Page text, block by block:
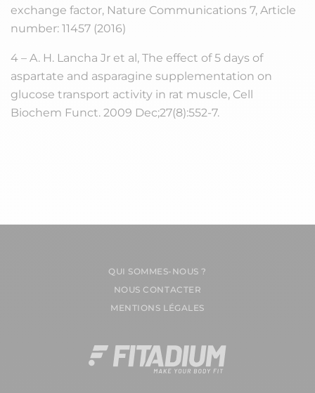
exchange factor, Nature Communications 7, Article
number: 11457 (2016)
4 – A. H. Lancha Jr et al, The effect of 5 days of
aspartate and asparagine supplementation on
glucose transport activity in rat muscle, Cell
Biochem Funct. 2009 Dec;27(8):552-7.
QUI SOMMES-NOUS ?
NOUS CONTACTER
MENTIONS LÉGALES